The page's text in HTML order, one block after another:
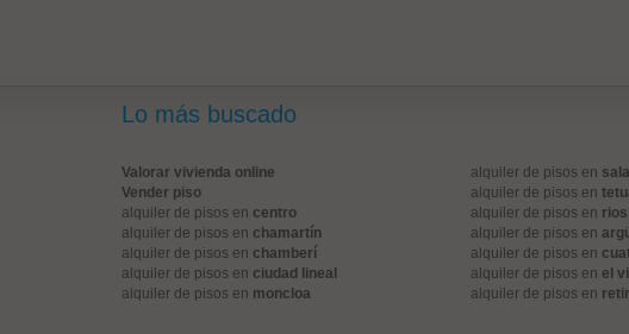
Lo más buscado
Valorar vivienda online
Vender piso
alquiler de pisos en centro
alquiler de pisos en chamartín
alquiler de pisos en chamberí
alquiler de pisos en ciudad lineal
alquiler de pisos en moncloa
alquiler de pisos en
alquiler de pisos en
alquiler de pisos en
alquiler de pisos en
alquiler de pisos en
alquiler de pisos en el
alquiler de pisos en